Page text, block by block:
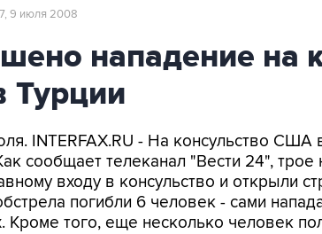
9 июля 2008
нападение на
INTERFAX.RU - На консульство
сообщает телеканал "Вести 24",
входу в консульство и открыли
погибли 6 человек - сами
Кроме того, еще несколько человек